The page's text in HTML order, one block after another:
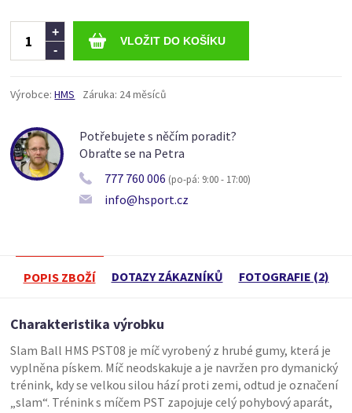
-
+
Výrobce: HMS Záruka: 24 měsíců
Potřebujete s něčím poradit?
Obraťte se na Petra
777 760 006 (po-pá: 9:00 - 17:00)
info@hsport.cz
POPIS ZBOŽÍ DOTAZY ZÁKAZNÍKŮ FOTOGRAFIE (2)
Charakteristika výrobku
Slam Ball HMS PST08 je míč vyrobený z hrubé gumy, která je
vyplněna pískem. Míč neodskakuje a je navržen pro dymanický
trénink, kdy se velkou silou hází proti zemi, odtud je označení
„slam“. Trénink s míčem PST zapojuje celý pohybový aparát,